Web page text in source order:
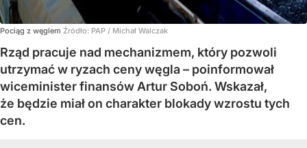
Pociąg z węglem Źródło: PAP / Michał Walczak
Rząd pracuje nad mechanizmem, który pozwoli
utrzymać w ryzach ceny węgla – poinformował
wiceminister finansów Artur Soboń. Wskazał,
że będzie miał on charakter blokady wzrostu tych
cen.